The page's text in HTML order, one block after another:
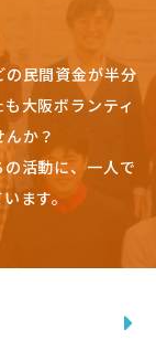
の民間資金が半分
も大阪ボランティ
か？
活動に、一人で
ます。